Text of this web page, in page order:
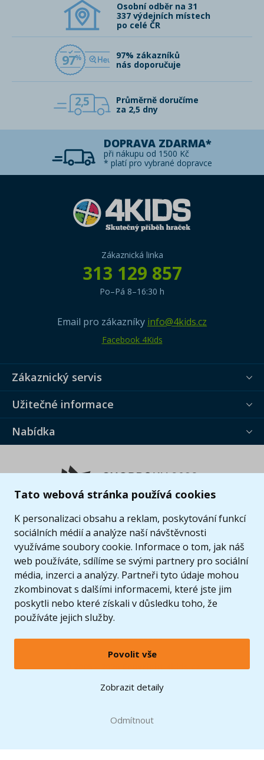
Tato webová stránka používá cookies
K personalizaci obsahu a reklam, poskytování funkcí
sociálních médií a analýze naší návštěvnosti
využíváme soubory cookie. Informace o tom, jak náš
web používáte, sdílíme se svými partnery pro sociální
média, inzerci a analýzy. Partneři tyto údaje mohou
zkombinovat s dalšími informacemi, které jste jim
poskytli nebo které získali v důsledku toho, že
používáte jejich služby.
Povolit vše
Zobrazit detaily
Odmítnout
Osobní odběr na 31
337 výdejních místech
po celé ČR
97
97% zákazníků
nás doporučuje
2,5
Průměrně doručíme
za 2,5 dny
DOPRAVA ZDARMA*
při nákupu od 1500 Kč
* platí pro vybrané dopravce
Zákaznická linka
313 129 857
Po–Pá 8–16:30 h
Email pro zákazníky info@4kids.cz
Facebook 4Kids
Zákaznický servis
Užitečné informace
Nabídka
© 2005 - 2026 Copyright 4kids.cz
LEGO, logo LEGO a minifigurka jsou ochrannými známkami společnosti LEGO Group. ©
2024 The LEGO Group.
Zobrazit verzi pro desktop
při nákupu od